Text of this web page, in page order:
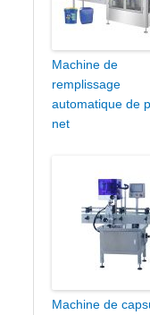
Machine de
remplissage
automatique de
net
Machine de